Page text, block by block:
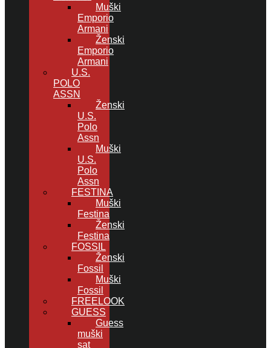
Muški
Emporio
Armani
Ženski
Emporio
Armani
U.S.
POLO
ASSN
Ženski
U.S.
Polo
Assn
Muški
U.S.
Polo
Assn
FESTINA
Muški
Festina
Ženski
Festina
FOSSIL
Ženski
Fossil
Muški
Fossil
FREELOOK
GUESS
Guess
muški
sat